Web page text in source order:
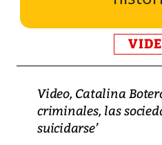
Video, Catalina
criminales, las
suicidarse’